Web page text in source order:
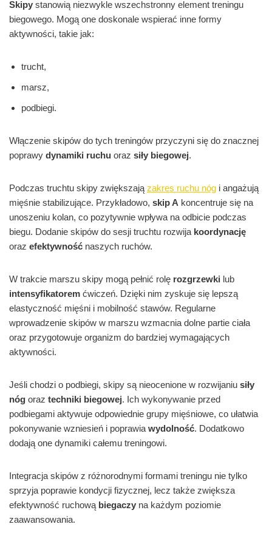
Skipy stanowią niezwykle wszechstronny element treningu
biegowego. Mogą one doskonale wspierać inne formy
aktywności, takie jak:
trucht,
marsz,
podbiegi.
Włączenie skipów do tych treningów przyczyni się do znacznej
poprawy dynamiki ruchu oraz siły biegowej.
Podczas truchtu skipy zwiększają zakres ruchu nóg i angażują
mięśnie stabilizujące. Przykładowo, skip A koncentruje się na
unoszeniu kolan, co pozytywnie wpływa na odbicie podczas
biegu. Dodanie skipów do sesji truchtu rozwija koordynację
oraz efektywność naszych ruchów.
W trakcie marszu skipy mogą pełnić rolę rozgrzewki lub
intensyfikatorem ćwiczeń. Dzięki nim zyskuje się lepszą
elastyczność mięśni i mobilność stawów. Regularne
wprowadzenie skipów w marszu wzmacnia dolne partie ciała
oraz przygotowuje organizm do bardziej wymagających
aktywności.
Jeśli chodzi o podbiegi, skipy są nieocenione w rozwijaniu siły
nóg oraz techniki biegowej. Ich wykonywanie przed
podbiegami aktywuje odpowiednie grupy mięśniowe, co ułatwia
pokonywanie wzniesień i poprawia wydolność. Dodatkowo
dodają one dynamiki całemu treningowi.
Integracja skipów z różnorodnymi formami treningu nie tylko
sprzyja poprawie kondycji fizycznej, lecz także zwiększa
efektywność ruchową biegaczy na każdym poziomie
zaawansowania.